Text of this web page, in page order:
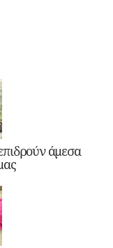
άμεσα